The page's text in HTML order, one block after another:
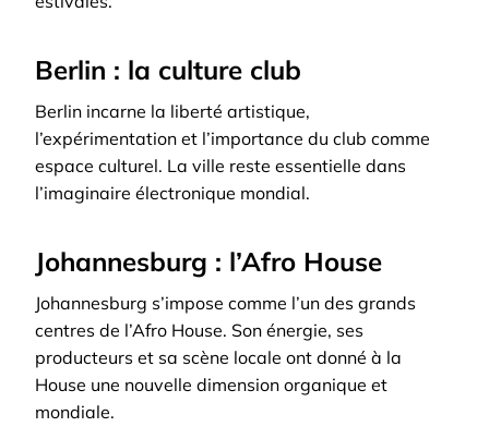
Berlin : la culture club
Berlin incarne la liberté artistique,
l’expérimentation et l’importance du club comme
espace culturel. La ville reste essentielle dans
l’imaginaire électronique mondial.
Johannesburg : l’Afro House
Johannesburg s’impose comme l’un des grands
centres de l’Afro House. Son énergie, ses
producteurs et sa scène locale ont donné à la
House une nouvelle dimension organique et
mondiale.